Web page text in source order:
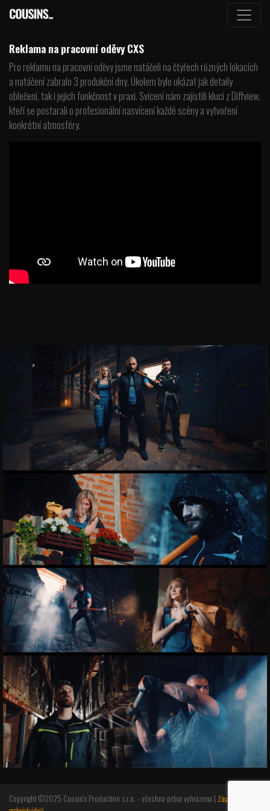
Reklama na pracovní oděvy CXS
Pro reklamu na pracovní oděvy jsme natáčeli na čtyřech různých lokacích
a natáčení zabralo 3 produkční dny. Úkolem bylo ukázat jak detaily
oblečení, tak i jejich funkčnost v praxi. Svícení nám zajistili kluci z Diffview,
kteří se postarali o profesionální nasvícení každé scény a vytvoření
konkrétní atmosféry.
Copyright ©2025 Cousin's Production s.r.o. - všechna práva vyhrazena | Zásady ochrany